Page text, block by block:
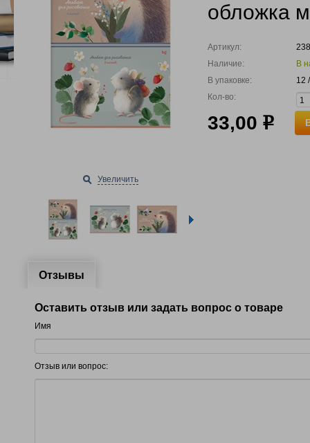
Увеличить
обложка
Артикул:
Наличие:
В
В упаковке:
12
Кол-во:
33,00 р
Отзывы
Оставить отзыв или задать вопрос о товаре
Имя
Отзыв или вопрос: